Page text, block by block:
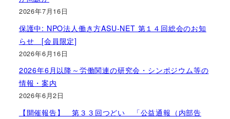
2026年7月16日
保護中: NPO法人働き方ASU-NET 第１４回総会のお知
らせ [会員限定]
2026年6月16日
2026年6月以降～労働関連の研究会・シンポジウム等の
情報・案内
2026年6月2日
【開催報告】 第３３回つどい 「公益通報（内部告